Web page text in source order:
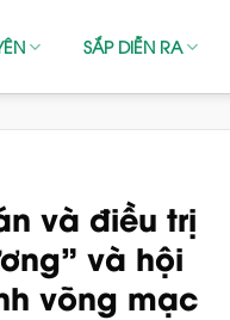
SẮP DIỄN RA
và điều trị
và hội
võng mạc